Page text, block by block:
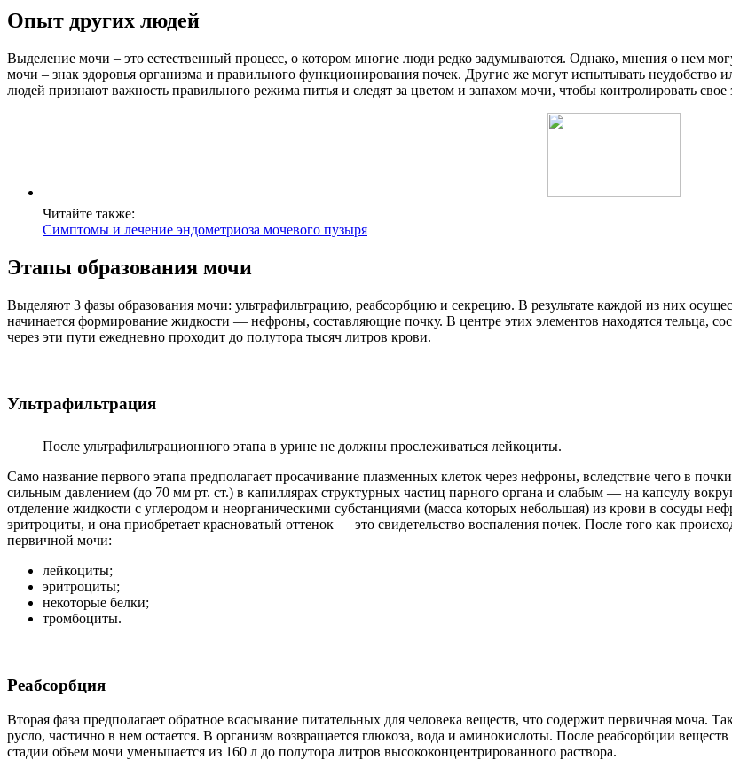
Опыт других людей
Выделение мочи – это естественный процесс, о котором многие люди редко задумываются. Однако, мнения о нем
мочи – знак здоровья организма и правильного функционирования почек. Другие же могут испытывать неудобство
людей признают важность правильного режима питья и следят за цветом и запахом мочи, чтобы контролировать свое
Читайте также:
Симптомы и лечение эндометриоза мочевого пузыря
Этапы образования мочи
Выделяют 3 фазы образования мочи: ультрафильтрацию, реабсорбцию и секрецию. В результате каждой из них
начинается формирование жидкости — нефроны, составляющие почку. В центре этих элементов находятся тельца,
через эти пути ежедневно проходит до полутора тысяч литров крови.
Ультрафильтрация
После ультрафильтрационного этапа в урине не должны прослеживаться лейкоциты.
Само название первого этапа предполагает просачивание плазменных клеток через нефроны, вследствие чего в
сильным давлением (до 70 мм рт. ст.) в капиллярах структурных частиц парного органа и слабым — на капсулу
отделение жидкости с углеродом и неорганическими субстанциями (масса которых небольшая) из крови в сосуды
эритроциты, и она приобретает красноватый оттенок — это свидетельство воспаления почек. После того как
первичной мочи:
лейкоциты;
эритроциты;
некоторые белки;
тромбоциты.
Реабсорбция
Вторая фаза предполагает обратное всасывание питательных для человека веществ, что содержит первичная моча.
русло, частично в нем остается. В организм возвращается глюкоза, вода и аминокислоты. После реабсорбции
стадии объем мочи уменьшается из 160 л до полутора литров высококонцентрированного раствора.